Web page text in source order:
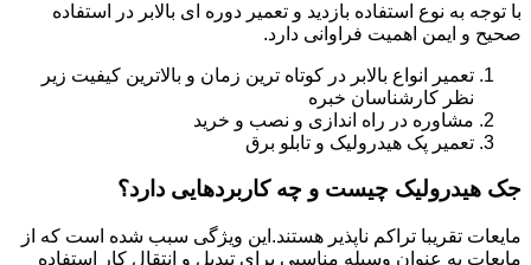
با توجه به نوع استفاده بازدید و تعمیر دوره ای بالابر در استفاده
صحیح و ایمن اهمیت فراوانی دارد.
تعمیر انواع بالابر در کوتاه ترین زمان و بالاترین کیفیت زیر
نظر کارشناسان خبره
مشاوره در راه اندازی و نصب و خرید
تعمیر پک هیدرولیک و تابلو برق
جک هیدرولیک چیست و چه کاربردهایی دارد؟
مایعات تقریبا تراکم ناپذیر هستند.این ویژگی سبب شده است که از
مایعات به عنوان وسیله مناسبی برای تبدیل و انتقال کار استفاده